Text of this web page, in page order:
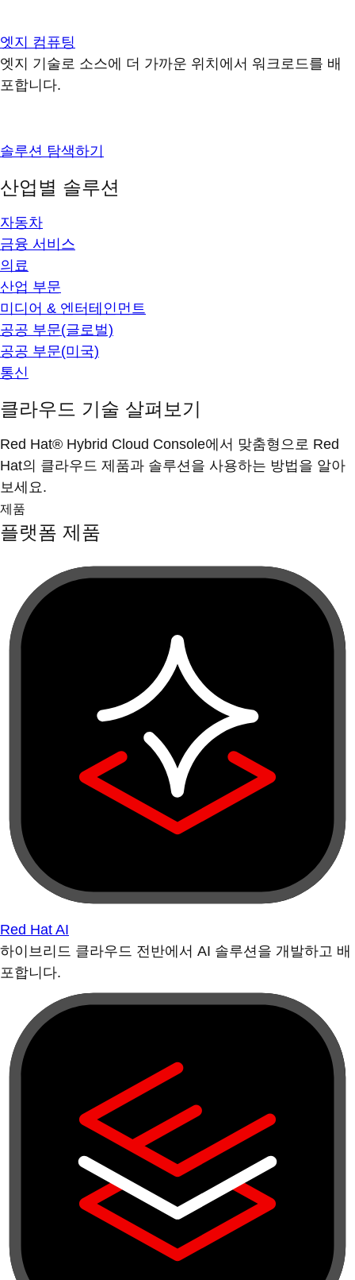
엣지 컴퓨팅
엣지 기술로 소스에 더 가까운 위치에서 워크로드를 배
포합니다.
솔루션 탐색하기
산업별 솔루션
자동차
금융 서비스
의료
산업 부문
미디어 & 엔터테인먼트
공공 부문(글로벌)
공공 부문(미국)
통신
클라우드 기술 살펴보기
Red Hat® Hybrid Cloud Console에서 맞춤형으로 Red
Hat의 클라우드 제품과 솔루션을 사용하는 방법을 알아
보세요.
제품
플랫폼 제품
Red Hat AI
하이브리드 클라우드 전반에서 AI 솔루션을 개발하고 배
포합니다.